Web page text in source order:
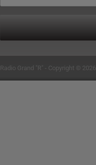
Radio Grand "R" - Copyright © 2026